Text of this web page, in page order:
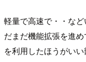
軽量で高速で・・な
だまだ機能拡張を進
を利用したほうがいい